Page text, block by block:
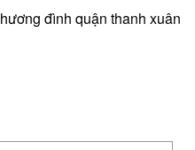
đình quận thanh xuân